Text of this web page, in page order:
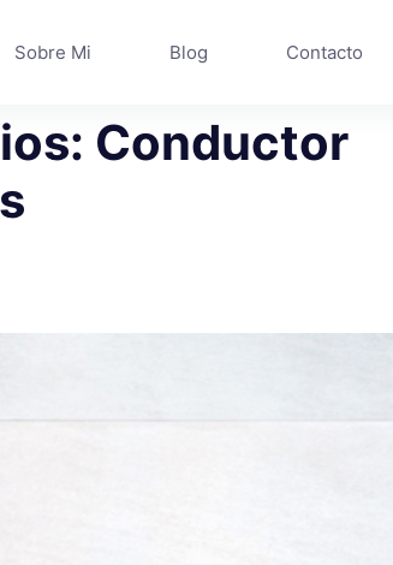
Sobre Mi Blog Contacto
Conductor